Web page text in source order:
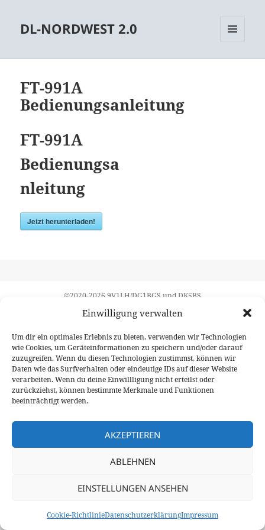
Einwilligung verwalten
Um dir ein optimales Erlebnis zu bieten, verwenden wir Technologien
wie Cookies, um Geräteinformationen zu speichern und/oder darauf
zuzugreifen. Wenn du diesen Technologien zustimmst, können wir
Daten wie das Surfverhalten oder eindeutige IDs auf dieser Website
verarbeiten. Wenn du deine Einwillligung nicht erteilst oder
zurückziehst, können bestimmte Merkmale und Funktionen
beeinträchtigt werden.
AKZEPTIEREN
ABLEHNEN
EINSTELLUNGEN ANSEHEN
Cookie-RichtlinieDatenschutzerklärungImpressum
DL-NORDWEST 2.0
FT-991A
Bedienungsanleitung
FT-991A
Bedienungsa
nleitung
Jetzt herunterladen!
©2020-2026 9V1LH/DG1BGS und DK5BS